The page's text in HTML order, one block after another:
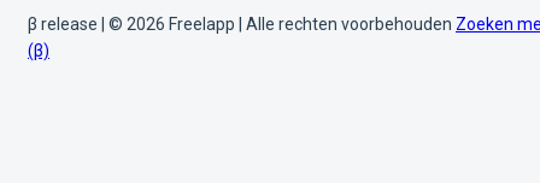
β release | © 2026 Freelapp | Alle rechten voorbehouden Zoeken
(β)